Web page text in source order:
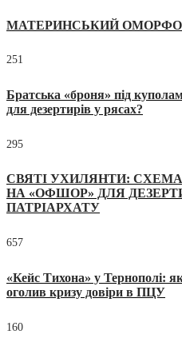
МАТЕРИНСЬКИЙ
251
Братська «броня» під
для дезертирів у рясах?
295
СВЯТІ УХИЛЯНТИ:
НА «ОФШОР» ДЛЯ
ПАТРІАРХАТУ
657
«Кейс Тихона» у Тернополі:
оголив кризу довіри в ПЦУ
160